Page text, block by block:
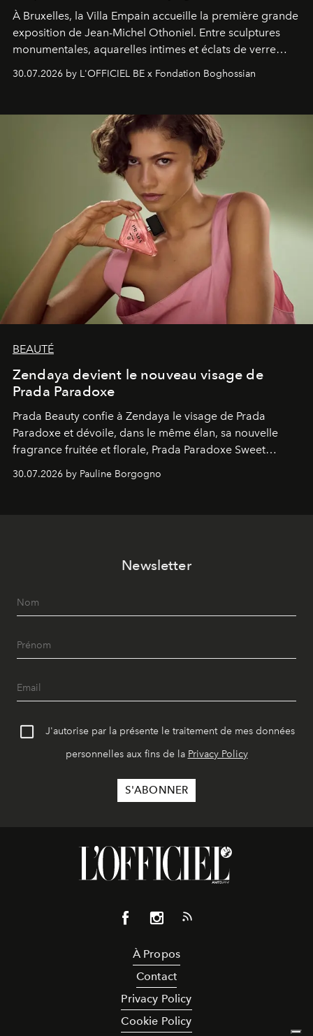
À Bruxelles, la Villa Empain accueille la première grande
exposition de Jean-Michel Othoniel. Entre sculptures
monumentales, aquarelles intimes et éclats de verre
soufflé, l’artiste français compose un itinéraire
émotionnel où chaque œuvre devient le souvenir
émerveillement.
30.07.2026 by L'OFFICIEL BE x Fondation Boghossian
BEAUTÉ
Zendaya devient le nouveau visage de
Prada Paradoxe
Prada Beauty confie à Zendaya le visage de Prada
Paradoxe et dévoile, dans le même élan, sa nouvelle
fragrance fruitée et florale, Prada Paradoxe Sweet
Chemistry Eau de Parfum.
30.07.2026 by Pauline Borgogno
Newsletter
J'autorise par la présente le traitement de mes données
personnelles aux fins de la Privacy Policy
À Propos
Contact
Privacy Policy
Cookie Policy